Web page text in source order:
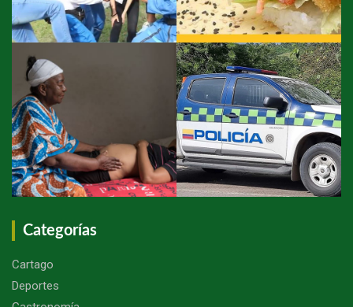
Categorías
Cartago
Deportes